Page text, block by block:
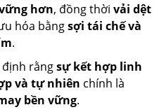
hơn, đồng thờivải dệt
hóa bằngsợi tái chế và
.
định rằngsự kết hợp linh
và tự nhiên chính là
bền vững.